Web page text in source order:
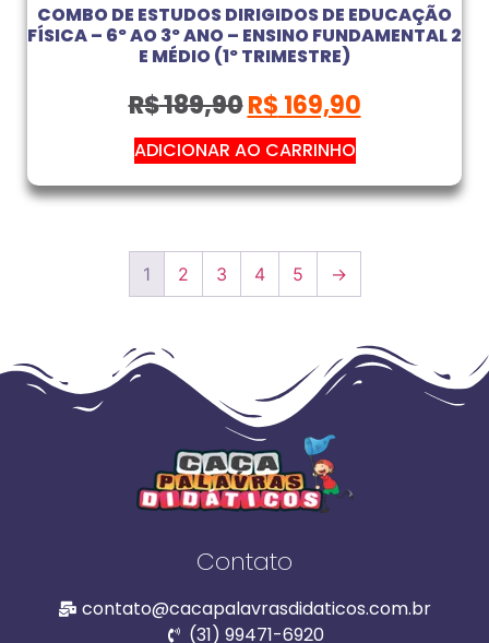
COMBO DE ESTUDOS DIRIGIDOS DE EDUCAÇÃO
FÍSICA – 6º AO 3º ANO – ENSINO FUNDAMENTAL 2
E MÉDIO (1º TRIMESTRE)
R$189,90R$ 169,90
ADICIONAR AO CARRINHO
1 2 3 4 5 →
Contato
contato@cacapalavrasdidaticos.com.br
(31) 99471-6920